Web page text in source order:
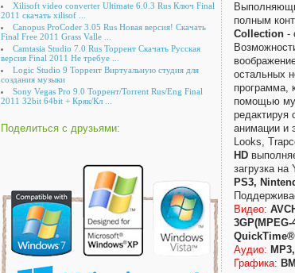
Xilisoft video converter Ultimate 6.0.3 Rus Ключ Final
2011 скачать xilisof ...
Canopus ProCoder 3.05 Rus Новая версия! Скачать
Final Free 2011 Grass Valle ...
Camtasia Studio 7.0 Rus Торрент Скачать Русская
версия Final 2011 Не требуе ...
Logic Studio 9 Торрент Виртуальную студия для
создания музыки
Sony Vegas Pro 9.0 Торрент/Torrent Rus/Eng Final
2011 32bit 64bit + Кряк/Кл ...
Поделиться с друзьями:
полным
Collection -
остальных
программа,
помощью
анимации и
Looks,
HD
загрузка
PS3,
Видео:
QuickTime®
Аудио:
Графика: